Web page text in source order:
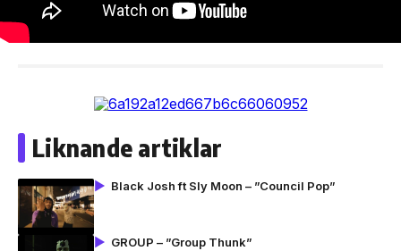
Liknande artiklar
Black Josh ft Sly Moon – ”Council Pop”
GROUP – ”Group Thunk”